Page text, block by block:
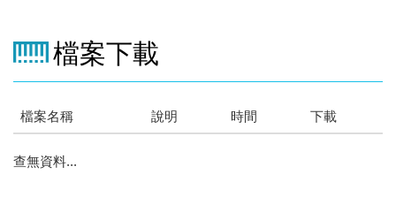
檔案下載
檔案名稱 說明 時間 下載
查無資料...